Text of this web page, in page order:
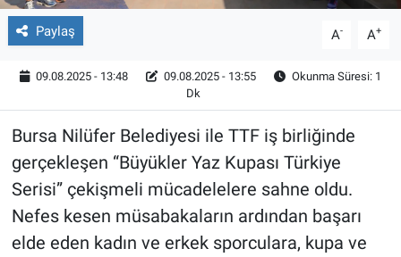
Paylaş A- A+
09.08.2025 - 13:48 09.08.2025 - 13:55
Okunma Süresi: 1
Dk
Bursa Nilüfer Belediyesi ile TTF iş birliğinde
gerçekleşen “Büyükler Yaz Kupası Türkiye
Serisi” çekişmeli mücadelelere sahne oldu.
Nefes kesen müsabakaların ardından başarı
elde eden kadın ve erkek sporculara, kupa ve